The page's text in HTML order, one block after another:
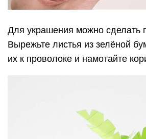
Для украшения можно сделать
Вырежьте листья из зелёной
их к проволоке и намотайте